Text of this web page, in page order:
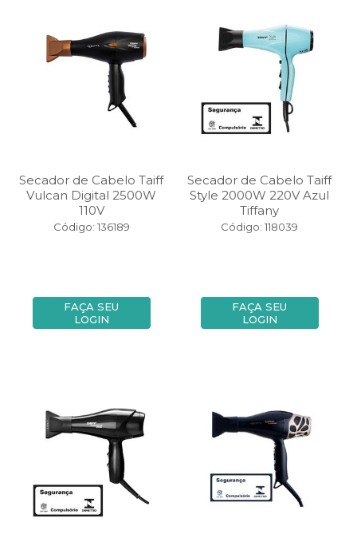
Secador de Cabelo Taiff
Vulcan Digital 2500W
110V
Código: 136189
FAÇA SEU
LOGIN
Secador de Cabelo Taiff
Style 2000W 220V Azul
Tiffany
Código: 118039
FAÇA SEU
LOGIN